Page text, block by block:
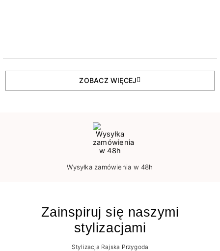
ZOBACZ WIĘCEJ
Wysyłka zamówienia w 48h
Zainspiruj się naszymi
stylizacjami
Stylizacja Rajska Przygoda